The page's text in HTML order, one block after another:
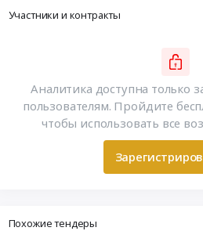
Участники и контракты
Аналитика доступна только
пользователям. Пройдите
чтобы использовать все
Похожие тендеры